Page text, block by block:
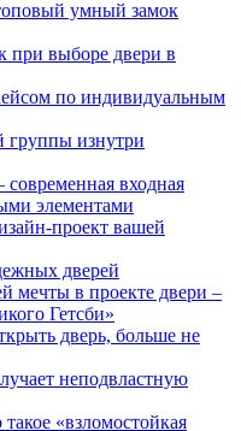
умный замок
при выборе двери в
по индивидуальным
группы изнутри
входная
элементами
проект вашей
дверей
мечты в проекте двери –
Гетсби»
дверь, больше не
неподвластную
«взломостойкая